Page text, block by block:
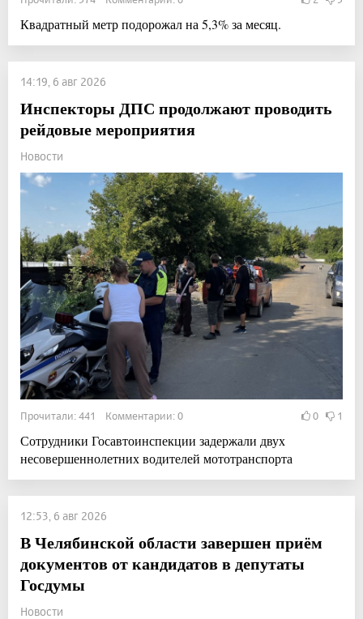
Квадратный метр подорожал на 5,3% за месяц.
14:19, 6 авг 2026
Инспекторы ДПС продолжают проводить
рейдовые мероприятия
Новости
Прочитали: 441 Комментарии: 0 0 1
Сотрудники Госавтоинспекции задержали двух
несовершеннолетних водителей мототранспорта
12:53, 6 авг 2026
В Челябинской области завершен приём
документов от кандидатов в депутаты
Госдумы
Новости